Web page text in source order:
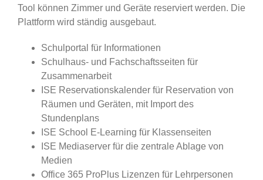
Tool können Zimmer und Geräte reserviert werden. Die
Plattform wird ständig ausgebaut.
Schulportal für Informationen
Schulhaus- und Fachschaftsseiten für
Zusammenarbeit
ISE Reservationskalender für Reservation von
Räumen und Geräten, mit Import des
Stundenplans
ISE School E-Learning für Klassenseiten
ISE Mediaserver für die zentrale Ablage von
Medien
Office 365 ProPlus Lizenzen für Lehrpersonen